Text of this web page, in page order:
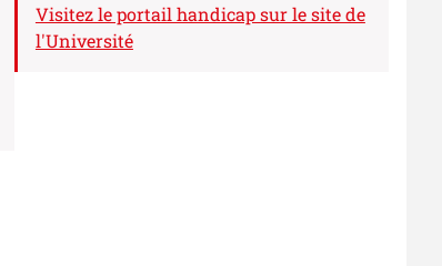
Visitez le portail handicap sur le site de
l'Université